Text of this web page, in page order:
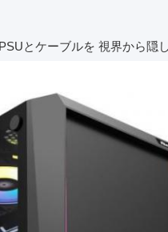
とケーブルを 視界から隠